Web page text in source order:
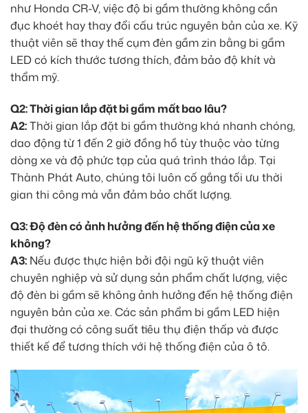
như Honda CR-V, việc độ bi gầm thường không cần
đục khoét hay thay đổi cấu trúc nguyên bản của xe. Kỹ
thuật viên sẽ thay thế cụm đèn gầm zin bằng bi gầm
LED có kích thước tương thích, đảm bảo độ khít và
thẩm mỹ.
Q2: Thời gian lắp đặt bi gầm mất bao lâu?
A2:Thời gian lắp đặt bi gầm thường khá nhanh chóng,
dao động từ 1 đến 2 giờ đồng hồ tùy thuộc vào từng
dòng xe và độ phức tạp của quá trình tháo lắp. Tại
Thành Phát Auto, chúng tôi luôn cố gắng tối ưu thời
gian thi công mà vẫn đảm bảo chất lượng.
Q3: Độ đèn có ảnh hưởng đến hệ thống điện của xe
không?
A3: Nếu được thực hiện bởi đội ngũ kỹ thuật viên
chuyên nghiệp và sử dụng sản phẩm chất lượng, việc
độ đèn bi gầm sẽ không ảnh hưởng đến hệ thống điện
nguyên bản của xe. Các sản phẩm bi gầm LED hiện
đại thường có công suất tiêu thụ điện thấp và được
thiết kế để tương thích với hệ thống điện của ô tô.